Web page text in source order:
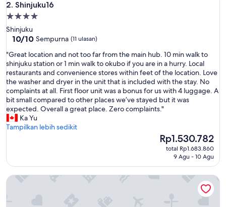
S
a
f
e
a
n
R
o
o
m
"
2. Shinjuku16
Shinjuku16
Properti
bintang
4.0
Shinjuku
10.0
10,
Sempurna,
(11
ulasan)
10/10 Sempurna (11 ulasan)
"
G
r
e
a
t
l
o
c
o
a
"Great location and not too far from the main hub. 10 min walk to
shinjuku station or 1 min walk to okubo if you are in a hurry. Local
restaurants and convenience stores within feet of the location. Love
the washer and dryer in the unit that is included with the stay. No
complaints at all. First floor unit was a bonus for us with 4 luggage. A
bit small compared to other places we’ve stayed but it was
expected. Overall a great place. Zero complaints."
Ka Yu
Tampilkan lebih sedikit
Harga
sekarang
Rp1.530.782
Rp1.530.782
total Rp1.683.860
9 Agu - 10 Agu
MIMARU Tokyo Shinjuku West